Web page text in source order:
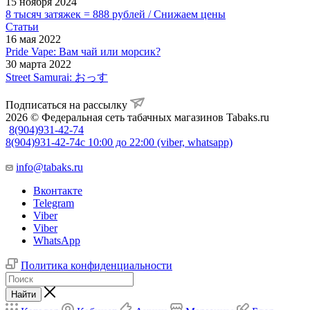
8 тысяч затяжек = 888 рублей / Снижаем цены
Статьи
16 мая 2022
Pride Vape: Вам чай или морсик?
30 марта 2022
Street Samurai: おっす
Подписаться на рассылку
2026 © Федеральная сеть табачных магазинов Tabaks.ru
8(904)931-42-74
8(904)931-42-74с 10:00 до 22:00 (viber, whatsapp)
info@tabaks.ru
Вконтакте
Telegram
Viber
Viber
WhatsApp
Политика конфиденциальности
Найти